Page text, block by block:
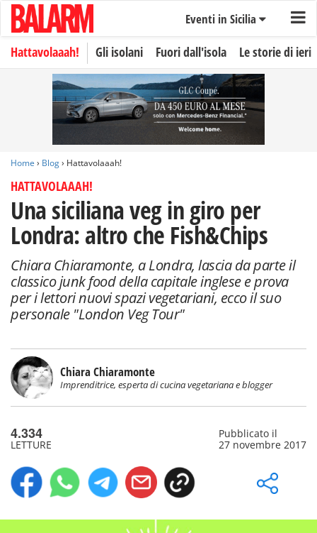
Eventi in Sicilia
Hattavolaaah! Gli isolani Fuori dall'isola Le storie di ieri
Home › Blog› Hattavolaaah!
HATTAVOLAAAH!
Una siciliana veg in giro per
Londra: altro che Fish&Chips
Chiara Chiaramonte, a Londra, lascia da parte il
classico junk food della capitale inglese e prova
per i lettori nuovi spazi vegetariani, ecco il suo
personale "London Veg Tour"
Chiara Chiaramonte
Imprenditrice, esperta di cucina vegetariana e blogger
4.334
LETTURE
Pubblicato il
27 novembre 2017